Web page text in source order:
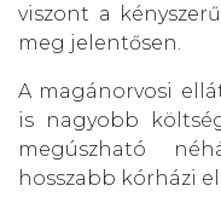
viszont a
meg jelentősen.
A magánorvosi
is nagyobb
megúszható
hosszabb kórházi